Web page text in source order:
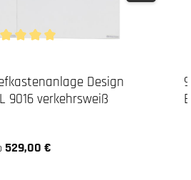
Design
9016 verkehrsweiß
529,00 €